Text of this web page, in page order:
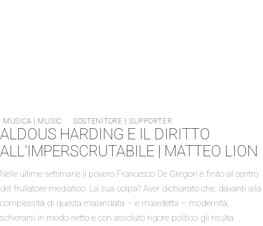
MUSICA | MUSIC SOSTENITORE | SUPPORTER
ALDOUS HARDING E IL DIRITTO
ALL’IMPERSCRUTABILE | MATTEO LION
Nelle ultime settimane il povero Francesco De Gregori è finito al centro
del frullatore mediatico. La sua colpa? Aver dichiarato che, davanti alla
complessità di questa malandata – e maledetta – modernità,
schierarsi in modo netto e con assoluto rigore politico gli risulta